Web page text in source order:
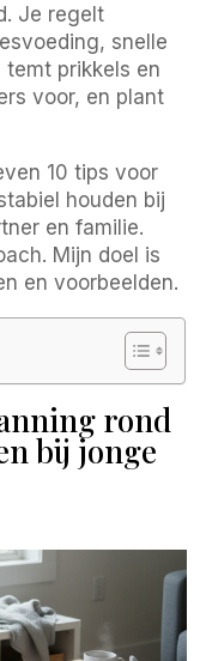
Je regelt
snelle
temt prikkels en
voor, en plant
10 tips voor
houden bij
en familie.
Mijn doel is
en voorbeelden.
rond
bij jonge